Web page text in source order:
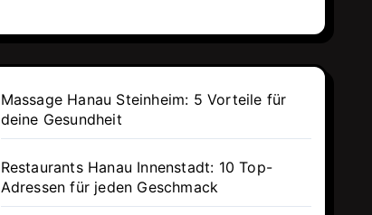
Massage Hanau Steinheim: 5 Vorteile für
deine Gesundheit
Restaurants Hanau Innenstadt: 10 Top-
Adressen für jeden Geschmack